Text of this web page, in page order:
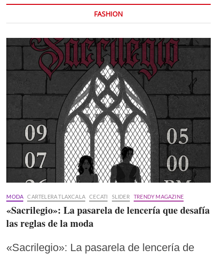
FASHION
MODA CARTELERA TLAXCALA CECATI SLIDER TRENDY MAGAZINE
«Sacrilegio»: La pasarela de lencería que desafía
las reglas de la moda
«Sacrilegio»: La pasarela de lencería de